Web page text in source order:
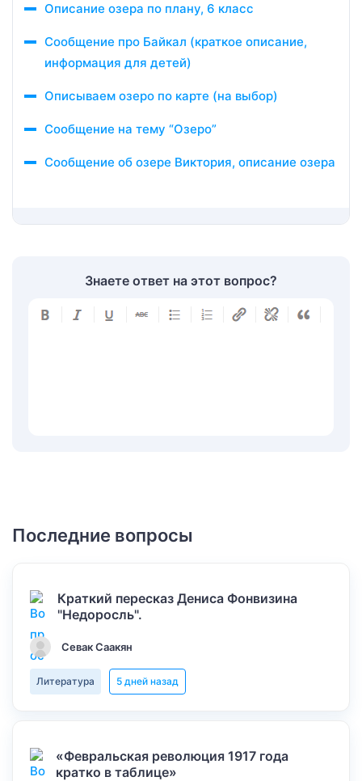
Описание озера по плану, 6 класс
Сообщение про Байкал (краткое описание,
информация для детей)
Описываем озеро по карте (на выбор)
Сообщение на тему “Озеро”
Сообщение об озере Виктория, описание озера
Знаете ответ на этот вопрос?
Последние вопросы
Краткий пересказ Дениса Фонвизина
"Недоросль".
Севак Саакян
Литература 5 дней назад
«Февральская революция 1917 года
кратко в таблице»